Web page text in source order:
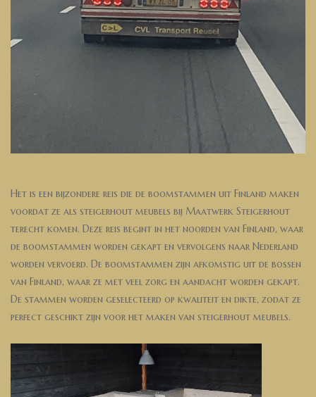
Het is een bijzondere reis die de boomstammen uit Finland maken
voordat ze als steigerhout meubels bij Maatwerk Steigerhout
terecht komen. Deze reis begint in het noorden van Finland, waar
de boomstammen worden gekapt en vervolgens naar Nederland
worden vervoerd. De boomstammen zijn afkomstig uit de bossen
van Finland, waar ze met veel zorg en aandacht worden gekapt.
De stammen worden geselecteerd op kwaliteit en dikte, zodat ze
perfect geschikt zijn voor het maken van steigerhout meubels.